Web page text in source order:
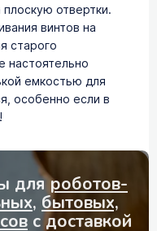
отвертки.
винтов на
старого
настоятельно
емкостью для
особенно если в
дляроботов-
, бытовых,
с доставкой